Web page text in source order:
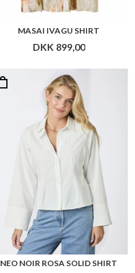
MASAI IVAGU SHIRT
DKK 899,00
NEO NOIR ROSA SOLID SHIRT